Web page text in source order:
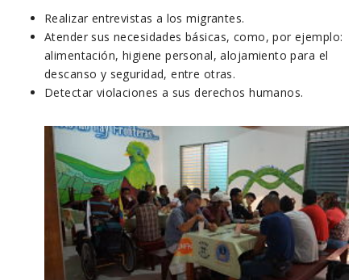
Realizar entrevistas a los migrantes.
Atender sus necesidades básicas, como, por ejemplo:
alimentación, higiene personal, alojamiento para el
descanso y seguridad, entre otras.
Detectar violaciones a sus derechos humanos.